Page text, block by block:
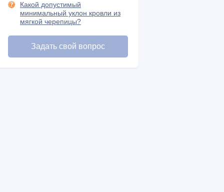
Какой допустимый
минимальный уклон кровли из
мягкой черепицы?
Задать свой вопрос